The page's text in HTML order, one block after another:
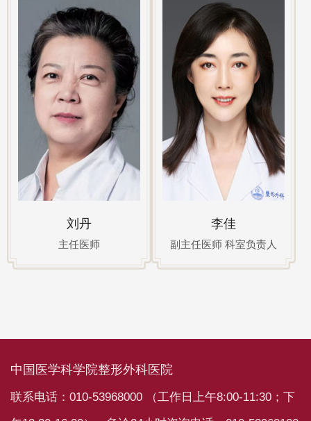
刘丹
主任医师
李佳
副主任医师 科室负责人
中国医学科学院整形外科医院
联系电话：010-53968000 （工作日上午8:00-11:30；下